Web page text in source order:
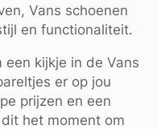
Vans schoenen
en functionaliteit.
een kijkje in de Vans
er op jou
prijzen en een
het moment om